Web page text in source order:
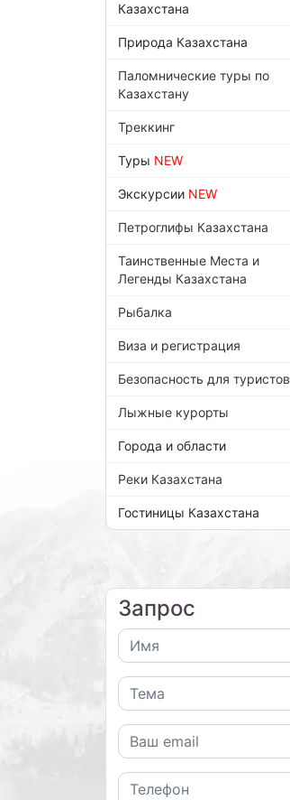
Казахстана
Природа Казахстана
Паломнические туры по
Казахстану
Треккинг
Туры NEW
Экскурсии NEW
Петроглифы Казахстана
Таинственные Места и
Легенды Казахстана
Рыбалка
Виза и регистрация
Безопасность для туристов
Лыжные курорты
Города и области
Реки Казахстана
Гостиницы Казахстана
Запрос